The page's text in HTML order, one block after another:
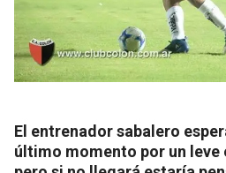
El entrenador sabalero
último momento por un